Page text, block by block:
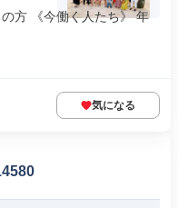
方 《今働く人たち》 年
気になる